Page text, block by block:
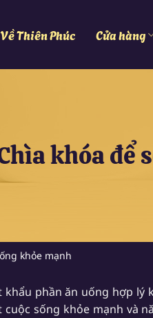
Về Thiên Phúc Cửa hàng
khóa để
khỏe mạnh
khẩu phần ăn uống hợp lý
cuộc sống khỏe mạnh và